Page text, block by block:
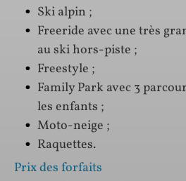
Ski alpin ;
Freeride avec une très
au ski hors-piste ;
Freestyle ;
Family Park avec 3
les enfants ;
Moto-neige ;
Raquettes.
Prix des forfaits